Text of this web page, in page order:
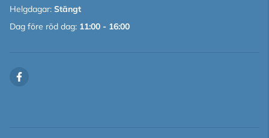
Helgdagar: Stängt
Dag före röd dag: 11:00 - 16:00